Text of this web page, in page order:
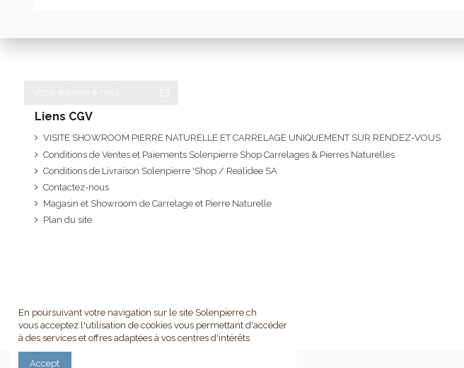
Liens CGV
VISITE SHOWROOM PIERRE NATURELLE ET CARRELAGE UNIQUEMENT SUR RENDEZ-VOUS
Conditions de Ventes et Paiements Solenpierre Shop Carrelages & Pierres Naturelles
Conditions de Livraison Solenpierre 'Shop / Realidee SA
Contactez-nous
Magasin et Showroom de Carrelage et Pierre Naturelle
Plan du site
En poursuivant votre navigation sur le site Solenpierre.ch
vous acceptez l'utilisation de cookies vous permettant d'accéder
à des services et offres adaptées à vos centres d'intérêts
Accept